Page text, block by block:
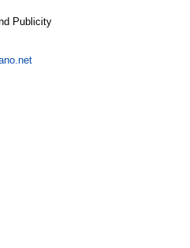
Publicity